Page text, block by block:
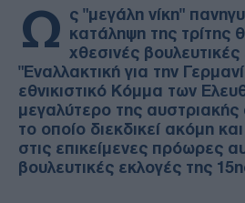
Ω ς "μεγάλη νίκη"
κατάληψη της τρίτης
χθεσινές
"Εναλλακτική για την
εθνικιστικό Κόμμα των
μεγαλύτερο της αυστριακής
το οποίο διεκδικεί ακόμη
στις επικείμενες πρόωρες
βουλευτικές εκλογές της